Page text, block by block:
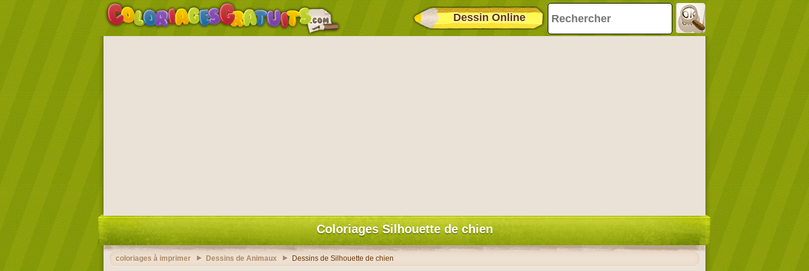
Dessin Online
Coloriages Silhouette de chien
coloriages à imprimer Dessins de Animaux Dessins de Silhouette de chien